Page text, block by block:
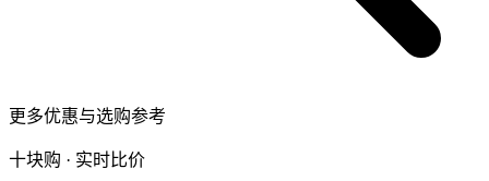
更多优惠与选购参考
十块购 · 实时比价